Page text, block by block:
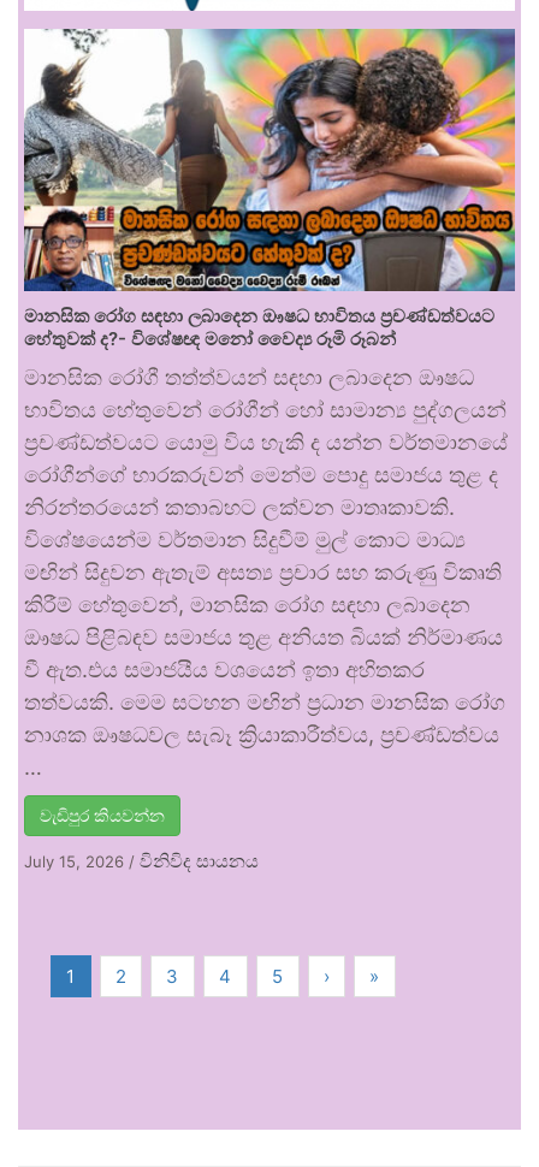
මානසික රෝග සඳහා ලබාදෙන ඖෂධ භාවිතය ප්‍රචණ්ඩත්වයට
හේතුවක් ද?- විශේෂඥ මනෝ වෛද්‍ය රූමි රූබන්
මානසික රෝගී තත්ත්වයන් සඳහා ලබාදෙන ඖෂධ
භාවිතය හේතුවෙන් රෝගීන් හෝ සාමාන්‍ය පුද්ගලයන්
ප්‍රචණ්ඩත්වයට යොමු විය හැකි ද යන්න වර්තමානයේ
රෝගීන්ගේ භාරකරුවන් මෙන්ම පොදු සමාජය තුළ ද
නිරන්තරයෙන් කතාබහට ලක්වන මාතෘකාවකි.
විශේෂයෙන්ම වර්තමාන සිදුවීම් මුල් කොට මාධ්‍ය
මඟින් සිදුවන ඇතැම් අසත්‍ය ප්‍රචාර සහ කරුණු විකෘති
කිරීම් හේතුවෙන්, මානසික රෝග සඳහා ලබාදෙන
ඖෂධ පිළිබඳව සමාජය තුළ අනියත බියක් නිර්මාණය
වී ඇත.එය සමාජයීය වශයෙන් ඉතා අහිතකර
තත්වයකි. මෙම සටහන මඟින් ප්‍රධාන මානසික රෝග
නාශක ඖෂධවල සැබෑ ක්‍රියාකාරීත්වය, ප්‍රචණ්ඩත්වය
…
වැඩිපුර කියවන්න
July 15, 2026 / විනිවිද සායනය
1 2 3 4 5 › »